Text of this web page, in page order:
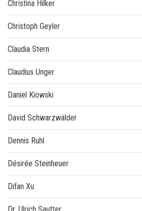
Christina Hilker
Christoph Geyler
Claudia Stern
Claudius Unger
Daniel Kiowski
David Schwarzwälder
Dennis Ruhl
Désirée Steinheuer
Difan Xu